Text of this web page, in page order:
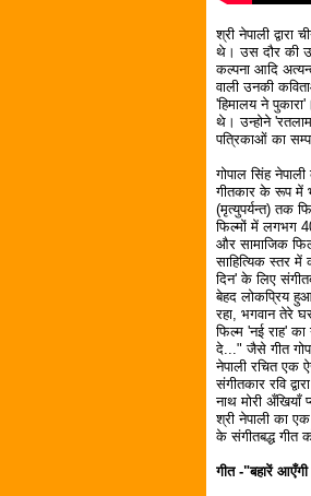
श्री नेपाली द्वारा
थे। उस दौर की
कल्पना आदि
वाली उनकी
'हिमालय ने
थे। उन्होने
पत्रिकाओं का
गोपाल सिंह
गीतकार के रूप में
(मृत्युपर्यन्त) तक
फिल्मों में लगभग
और सामाजिक
साहित्यिक स्तर
दिन' के लिए
बेहद लोकप्रिय
रहा, भगवान तेरे
फिल्म 'नई राह'
दे..." जैसे गीत
नेपाली रचित एक
संगीतकार रवि
नाथ मोरी
श्री नेपाली का
के संगीतबद्ध गीत
गीत -"बहारें